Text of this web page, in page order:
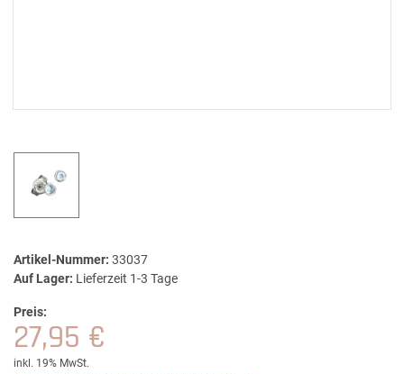
Artikel-Nummer: 33037
Auf Lager: Lieferzeit 1-3 Tage
Preis:
27,95 €
inkl. 19% MwSt.